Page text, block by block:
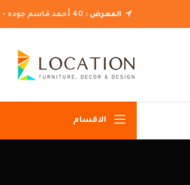
المعرض :
الاقسام